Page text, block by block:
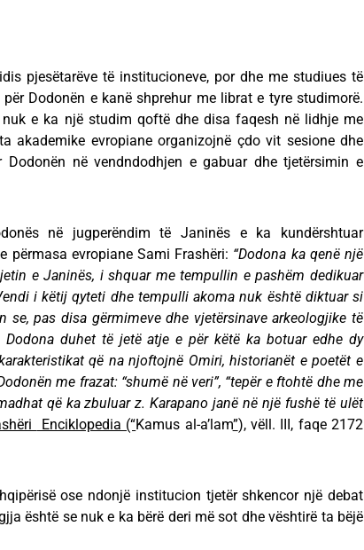
pjesëtarëve të institucioneve, por dhe me studiues të
Dodonën e kanë shprehur me librat e tyre studimorë.
nuk e ka një studim qoftë dhe disa faqesh në lidhje me
akademike evropiane organizojnë çdo vit sesione dhe
në vendndodhjen e gabuar dhe tjetërsimin e
në jugperëndim të Janinës e ka kundërshtuar
përmasa evropiane Sami Frashëri: “Dodona ka qenë një
e Janinës, i shquar me tempullin e pashëm dedikuar
i këtij qyteti dhe tempulli akoma nuk është diktuar si
se, pas disa gërmimeve dhe vjetërsinave arkeologjike të
duhet të jetë atje e për këtë ka botuar edhe dy
që na njoftojnë Omiri, historianët e poetët e
me frazat: “shumë në veri”, “tepër e ftohtë dhe me
që ka zbuluar z. Karapano janë në një fushë të ulët
Enciklopedia (“Kamus al-a’lam”), vëll. III, faqe 2172
ose ndonjë institucion tjetër shkencor një debat
është se nuk e ka bërë deri më sot dhe vështirë ta bëjë